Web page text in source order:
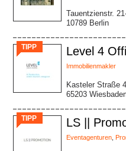
Tauentzienstr.
10789 Berlin
TIPP Level 4
Immobilienmakler
Kasteler Straße
65203
TIPP LS ||
Eventagenturen